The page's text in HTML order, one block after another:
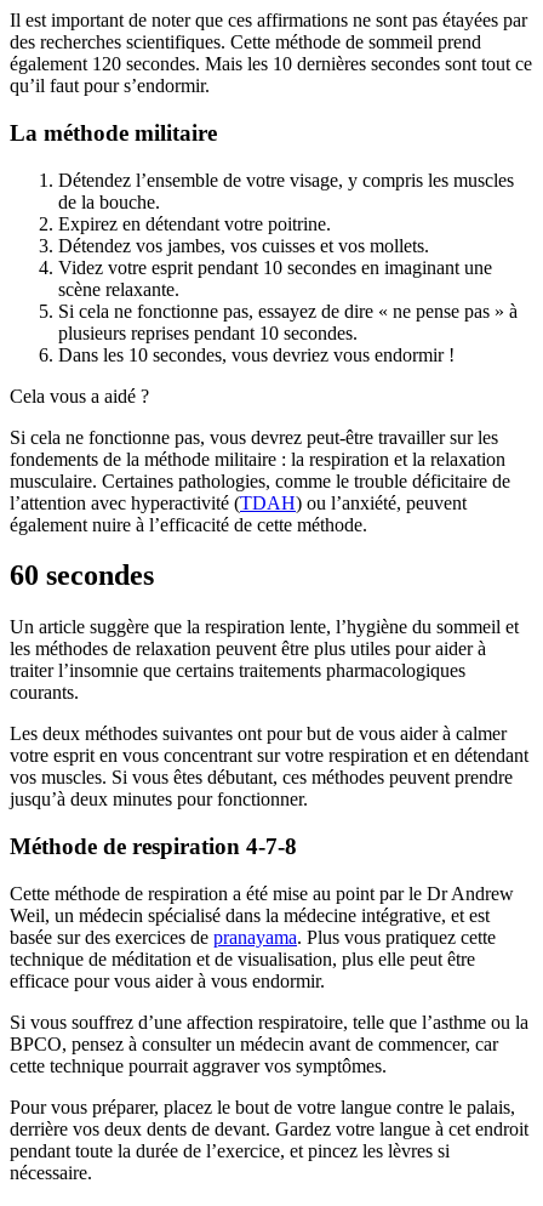
Il est important de noter que ces affirmations ne sont pas étayées par
des recherches scientifiques. Cette méthode de sommeil prend
également 120 secondes. Mais les 10 dernières secondes sont tout ce
qu’il faut pour s’endormir.
La méthode militaire
Détendez l’ensemble de votre visage, y compris les muscles
de la bouche.
Expirez en détendant votre poitrine.
Détendez vos jambes, vos cuisses et vos mollets.
Videz votre esprit pendant 10 secondes en imaginant une
scène relaxante.
Si cela ne fonctionne pas, essayez de dire « ne pense pas » à
plusieurs reprises pendant 10 secondes.
Dans les 10 secondes, vous devriez vous endormir !
Cela vous a aidé ?
Si cela ne fonctionne pas, vous devrez peut-être travailler sur les
fondements de la méthode militaire : la respiration et la relaxation
musculaire. Certaines pathologies, comme le trouble déficitaire de
l’attention avec hyperactivité (TDAH) ou l’anxiété, peuvent
également nuire à l’efficacité de cette méthode.
60 secondes
Un article suggère que la respiration lente, l’hygiène du sommeil et
les méthodes de relaxation peuvent être plus utiles pour aider à
traiter l’insomnie que certains traitements pharmacologiques
courants.
Les deux méthodes suivantes ont pour but de vous aider à calmer
votre esprit en vous concentrant sur votre respiration et en détendant
vos muscles. Si vous êtes débutant, ces méthodes peuvent prendre
jusqu’à deux minutes pour fonctionner.
Méthode de respiration 4-7-8
Cette méthode de respiration a été mise au point par le Dr Andrew
Weil, un médecin spécialisé dans la médecine intégrative, et est
basée sur des exercices de pranayama. Plus vous pratiquez cette
technique de méditation et de visualisation, plus elle peut être
efficace pour vous aider à vous endormir.
Si vous souffrez d’une affection respiratoire, telle que l’asthme ou la
BPCO, pensez à consulter un médecin avant de commencer, car
cette technique pourrait aggraver vos symptômes.
Pour vous préparer, placez le bout de votre langue contre le palais,
derrière vos deux dents de devant. Gardez votre langue à cet endroit
pendant toute la durée de l’exercice, et pincez les lèvres si
nécessaire.